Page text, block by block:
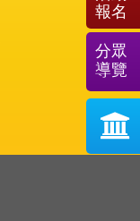
報名
分眾
導覽